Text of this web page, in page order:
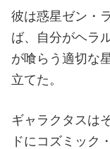
彼は惑星ゼン・
ば、自分がヘラ
が喰らう適切な
立てた。
ギャラクタスは
ドにコズミック